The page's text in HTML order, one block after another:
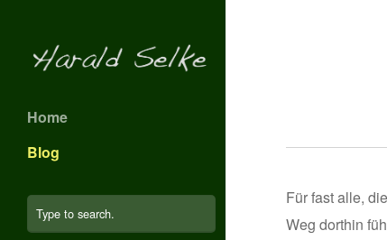
Home
Blog
Für fast alle,
Weg dorthin